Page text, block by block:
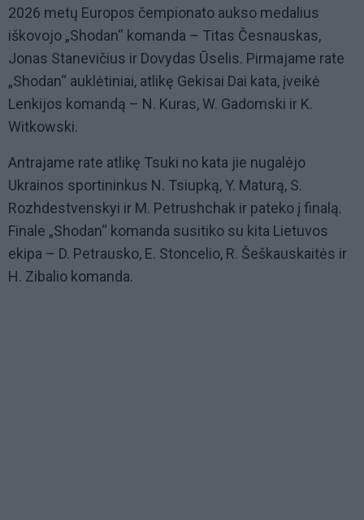
2026 metų Europos čempionato aukso medalius
iškovojo „Shodan“ komanda – Titas Česnauskas,
Jonas Stanevičius ir Dovydas Ūselis. Pirmajame rate
„Shodan“ auklėtiniai, atlikę Gekisai Dai kata, įveikė
Lenkijos komandą – N. Kuras, W. Gadomski ir K.
Witkowski.
Antrajame rate atlikę Tsuki no kata jie nugalėjo
Ukrainos sportininkus N. Tsiupką, Y. Maturą, S.
Rozhdestvenskyi ir M. Petrushchak ir pateko į finalą.
Finale „Shodan“ komanda susitiko su kita Lietuvos
ekipa – D. Petrausko, E. Stoncelio, R. Šeškauskaitės ir
H. Zibalio komanda.